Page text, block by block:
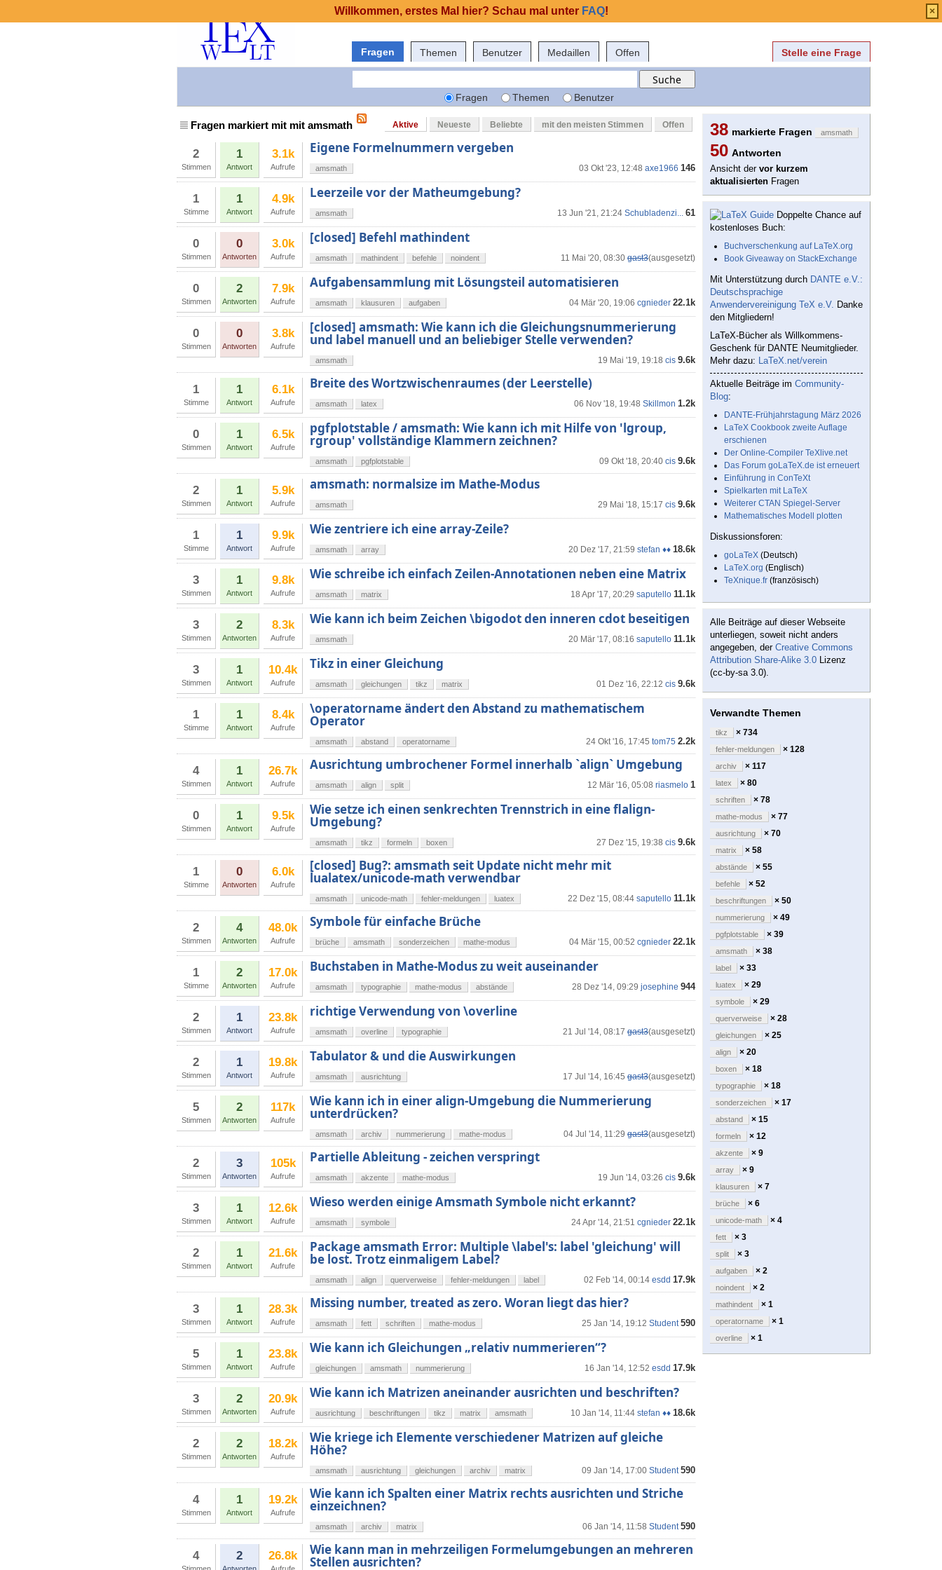
Fragen Themen Benutzer Medaillen Offen Stelle eine Frage
Fragen Themen Benutzer
Fragen markiert mit mit amsmath Aktive Neueste Beliebte mit den meisten Stimmen Offen
2
Stimmen
1
Antwort
3.1k
Aufrufe
Eigene Formelnummern vergeben
03 Okt '23, 12:48 axe1966 146
amsmath
1
Stimme
1
Antwort
4.9k
Aufrufe
Leerzeile vor der Matheumgebung?
13 Jun '21, 21:24 Schubladenzi... 61
amsmath
0
Stimmen
0
Antworten
3.0k
Aufrufe
[closed] Befehl mathindent
11 Mai '20, 08:30 gast3(ausgesetzt)
amsmath mathindent befehle noindent
0
Stimmen
2
Antworten
7.9k
Aufrufe
Aufgabensammlung mit Lösungsteil automatisieren
04 Mär '20, 19:06 cgnieder 22.1k
amsmath klausuren aufgaben
0
Stimmen
0
Antworten
3.8k
Aufrufe
[closed] amsmath: Wie kann ich die Gleichungsnummerierung
und label manuell und an beliebiger Stelle verwenden?
19 Mai '19, 19:18 cis 9.6k
amsmath
1
Stimme
1
Antwort
6.1k
Aufrufe
Breite des Wortzwischenraumes (der Leerstelle)
06 Nov '18, 19:48 Skillmon 1.2k
amsmath latex
0
Stimmen
1
Antwort
6.5k
Aufrufe
pgfplotstable / amsmath: Wie kann ich mit Hilfe von 'lgroup,
rgroup' vollständige Klammern zeichnen?
09 Okt '18, 20:40 cis 9.6k
amsmath pgfplotstable
2
Stimmen
1
Antwort
5.9k
Aufrufe
amsmath: normalsize im Mathe-Modus
29 Mai '18, 15:17 cis 9.6k
amsmath
1
Stimme
1
Antwort
9.9k
Aufrufe
Wie zentriere ich eine array-Zeile?
20 Dez '17, 21:59 stefan ♦♦ 18.6k
amsmath array
3
Stimmen
1
Antwort
9.8k
Aufrufe
Wie schreibe ich einfach Zeilen-Annotationen neben eine Matrix
18 Apr '17, 20:29 saputello 11.1k
amsmath matrix
3
Stimmen
2
Antworten
8.3k
Aufrufe
Wie kann ich beim Zeichen \bigodot den inneren cdot beseitigen
20 Mär '17, 08:16 saputello 11.1k
amsmath
3
Stimmen
1
Antwort
10.4k
Aufrufe
Tikz in einer Gleichung
01 Dez '16, 22:12 cis 9.6k
amsmath gleichungen tikz matrix
1
Stimme
1
Antwort
8.4k
Aufrufe
\operatorname ändert den Abstand zu mathematischem
Operator
24 Okt '16, 17:45 tom75 2.2k
amsmath abstand operatorname
4
Stimmen
1
Antwort
26.7k
Aufrufe
Ausrichtung umbrochener Formel innerhalb `align` Umgebung
12 Mär '16, 05:08 riasmelo 1
amsmath align split
0
Stimmen
1
Antwort
9.5k
Aufrufe
Wie setze ich einen senkrechten Trennstrich in eine flalign-
Umgebung?
27 Dez '15, 19:38 cis 9.6k
amsmath tikz formeln boxen
1
Stimme
0
Antworten
6.0k
Aufrufe
[closed] Bug?: amsmath seit Update nicht mehr mit
lualatex/unicode-math verwendbar
22 Dez '15, 08:44 saputello 11.1k
amsmath unicode-math fehler-meldungen luatex
2
Stimmen
4
Antworten
48.0k
Aufrufe
Symbole für einfache Brüche
04 Mär '15, 00:52 cgnieder 22.1k
brüche amsmath sonderzeichen mathe-modus
1
Stimme
2
Antworten
17.0k
Aufrufe
Buchstaben in Mathe-Modus zu weit auseinander
28 Dez '14, 09:29 josephine 944
amsmath typographie mathe-modus abstände
2
Stimmen
1
Antwort
23.8k
Aufrufe
richtige Verwendung von \overline
21 Jul '14, 08:17 gast3(ausgesetzt)
amsmath overline typographie
2
Stimmen
1
Antwort
19.8k
Aufrufe
Tabulator & und die Auswirkungen
17 Jul '14, 16:45 gast3(ausgesetzt)
amsmath ausrichtung
5
Stimmen
2
Antworten
117k
Aufrufe
Wie kann ich in einer align-Umgebung die Nummerierung
unterdrücken?
04 Jul '14, 11:29 gast3(ausgesetzt)
amsmath archiv nummerierung mathe-modus
2
Stimmen
3
Antworten
105k
Aufrufe
Partielle Ableitung - zeichen verspringt
19 Jun '14, 03:26 cis 9.6k
amsmath akzente mathe-modus
3
Stimmen
1
Antwort
12.6k
Aufrufe
Wieso werden einige Amsmath Symbole nicht erkannt?
24 Apr '14, 21:51 cgnieder 22.1k
amsmath symbole
2
Stimmen
1
Antwort
21.6k
Aufrufe
Package amsmath Error: Multiple \label's: label 'gleichung' will
be lost. Trotz einmaligem Label?
02 Feb '14, 00:14 esdd 17.9k
amsmath align querverweise fehler-meldungen label
3
Stimmen
1
Antwort
28.3k
Aufrufe
Missing number, treated as zero. Woran liegt das hier?
25 Jan '14, 19:12 Student 590
amsmath fett schriften mathe-modus
5
Stimmen
1
Antwort
23.8k
Aufrufe
Wie kann ich Gleichungen „relativ nummerieren“?
16 Jan '14, 12:52 esdd 17.9k
gleichungen amsmath nummerierung
3
Stimmen
2
Antworten
20.9k
Aufrufe
Wie kann ich Matrizen aneinander ausrichten und beschriften?
10 Jan '14, 11:44 stefan ♦♦ 18.6k
ausrichtung beschriftungen tikz matrix amsmath
2
Stimmen
2
Antworten
18.2k
Aufrufe
Wie kriege ich Elemente verschiedener Matrizen auf gleiche
Höhe?
09 Jan '14, 17:00 Student 590
amsmath ausrichtung gleichungen archiv matrix
4
Stimmen
1
Antwort
19.2k
Aufrufe
Wie kann ich Spalten einer Matrix rechts ausrichten und Striche
einzeichnen?
06 Jan '14, 11:58 Student 590
amsmath archiv matrix
4 2 26.8k Wie kann man in mehrzeiligen Formelumgebungen an mehreren
Stellen ausrichten?
38 markierte Fragen amsmath
50 Antworten
Ansicht der vor kurzem
aktualisierten Fragen
Doppelte Chance auf
kostenloses Buch:
Buchverschenkung auf LaTeX.org
Book Giveaway on StackExchange
Mit Unterstützung durch DANTE e.V.:
Deutschsprachige
Anwendervereinigung TeX e.V. Danke
den Mitgliedern!
LaTeX-Bücher als Willkommens-
Geschenk für DANTE Neumitglieder.
Mehr dazu: LaTeX.net/verein
Aktuelle Beiträge im Community-
Blog:
DANTE-Frühjahrstagung März 2026
LaTeX Cookbook zweite Auflage
erschienen
Der Online-Compiler TeXlive.net
Das Forum goLaTeX.de ist erneuert
Einführung in ConTeXt
Spielkarten mit LaTeX
Weiterer CTAN Spiegel-Server
Mathematisches Modell plotten
Diskussionsforen:
goLaTeX (Deutsch)
LaTeX.org (Englisch)
TeXnique.fr (französisch)
Alle Beiträge auf dieser Webseite
unterliegen, soweit nicht anders
angegeben, der Creative Commons
Attribution Share-Alike 3.0 Lizenz
(cc-by-sa 3.0).
Verwandte Themen
tikz × 734
fehler-meldungen × 128
archiv × 117
latex × 80
schriften × 78
mathe-modus × 77
ausrichtung × 70
matrix × 58
abstände × 55
befehle × 52
beschriftungen × 50
nummerierung × 49
pgfplotstable × 39
amsmath × 38
label × 33
luatex × 29
symbole × 29
querverweise × 28
gleichungen × 25
align × 20
boxen × 18
typographie × 18
sonderzeichen × 17
abstand × 15
formeln × 12
akzente × 9
array × 9
klausuren × 7
brüche × 6
unicode-math × 4
fett × 3
split × 3
aufgaben × 2
noindent × 2
mathindent × 1
operatorname × 1
overline × 1
Willkommen, erstes Mal hier? Schau mal unter FAQ! ×